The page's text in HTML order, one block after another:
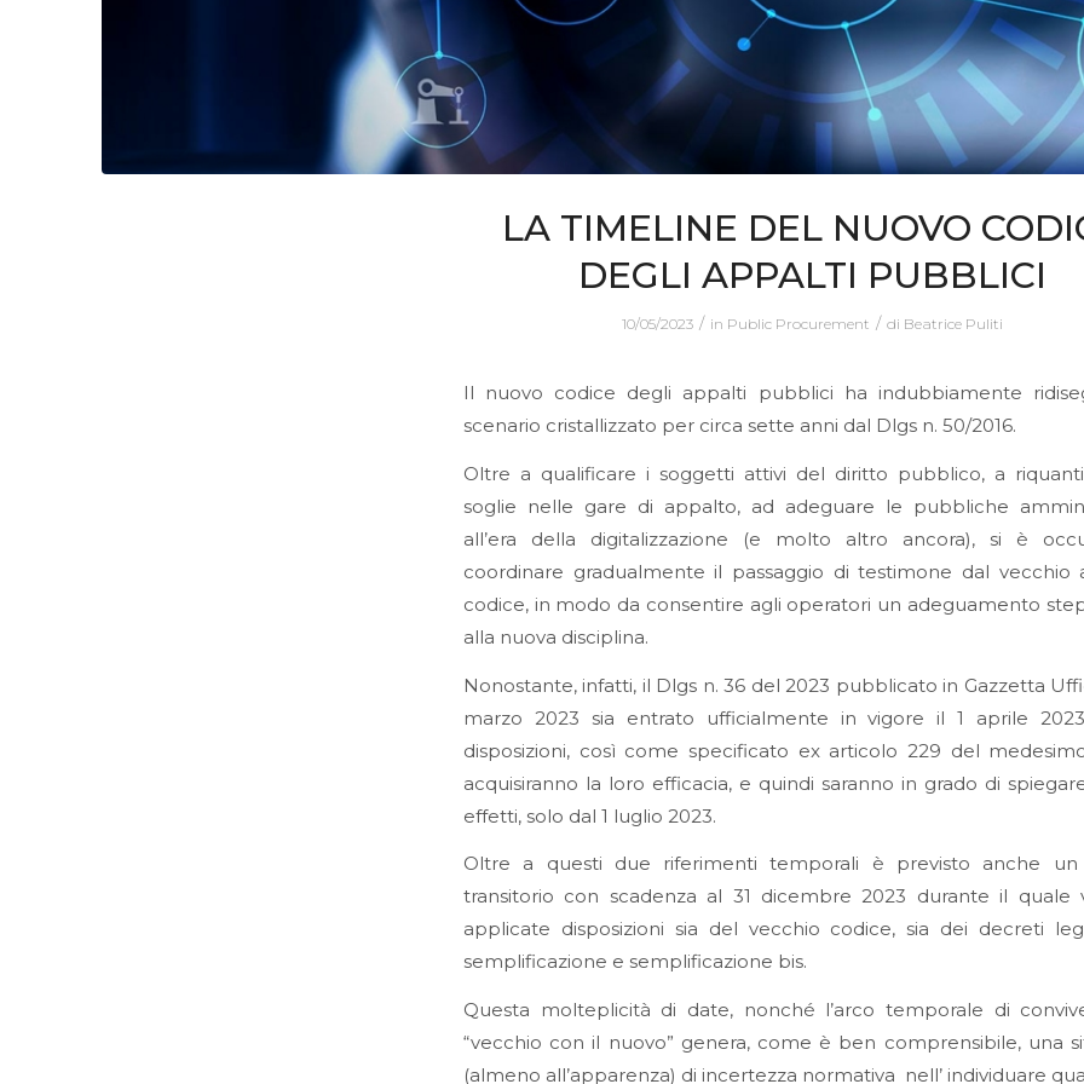
LA TIMELINE DEL NUOVO
DEGLI APPALTI PUBBLICI
10/05/2023 / in Public Procurement / di Beatrice Puliti
Il nuovo codice degli appalti pubblici ha indubbiamente
scenario cristallizzato per circa sette anni dal Dlgs n. 50/2016.
Oltre a qualificare i soggetti attivi del diritto pubblico, a
soglie nelle gare di appalto, ad adeguare le pubbliche
all’era della digitalizzazione (e molto altro ancora), si è
coordinare gradualmente il passaggio di testimone dal vecchio
codice, in modo da consentire agli operatori un adeguamento
alla nuova disciplina.
Nonostante, infatti, il Dlgs n. 36 del 2023 pubblicato in Gazzetta
marzo 2023 sia entrato ufficialmente in vigore il 1 aprile
disposizioni, così come specificato ex articolo 229 del
acquisiranno la loro efficacia, e quindi saranno in grado di
effetti, solo dal 1 luglio 2023.
Oltre a questi due riferimenti temporali è previsto anche un
transitorio con scadenza al 31 dicembre 2023 durante il quale
applicate disposizioni sia del vecchio codice, sia dei decreti
semplificazione e semplificazione bis.
Questa molteplicità di date, nonché l’arco temporale di
“vecchio con il nuovo” genera, come è ben comprensibile, una
(almeno all’apparenza) di incertezza normativa nell’ individuare